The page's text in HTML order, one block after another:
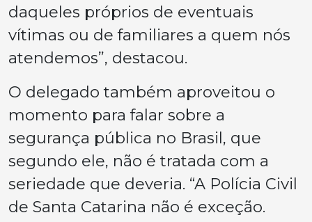
daqueles próprios de eventuais
vítimas ou de familiares a quem nós
atendemos”, destacou.
O delegado também aproveitou o
momento para falar sobre a
segurança pública no Brasil, que
segundo ele, não é tratada com a
seriedade que deveria. “A Polícia Civil
de Santa Catarina não é exceção.